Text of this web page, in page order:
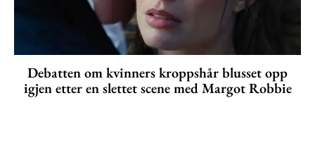
Debatten om kvinners kroppshår blusset opp
igjen etter en slettet scene med Margot Robbie